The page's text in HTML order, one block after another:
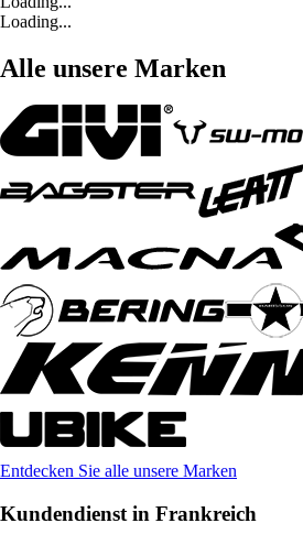
Loading...
Alle unsere Marken
Entdecken Sie alle unsere Marken
Kundendienst in Frankreich